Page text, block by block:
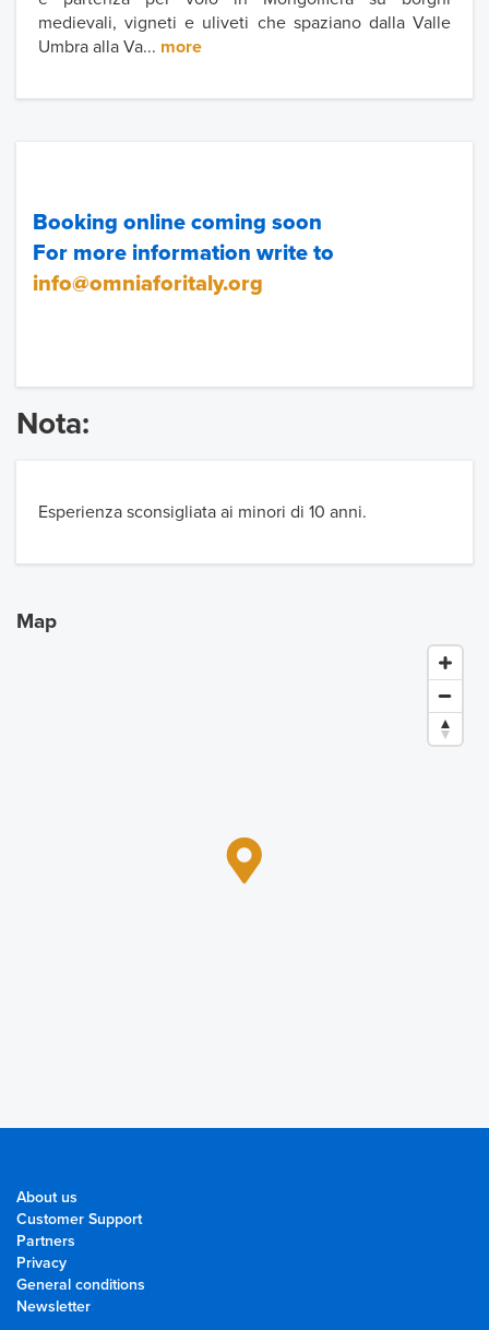
medievali, vigneti e uliveti che spaziano dalla Valle
Umbra alla Va... more
Booking online coming soon
For more information write to
info@omniaforitaly.org
Nota:
Esperienza sconsigliata ai minori di 10 anni.
Map
About us
Customer Support
Partners
Privacy
General conditions
Newsletter